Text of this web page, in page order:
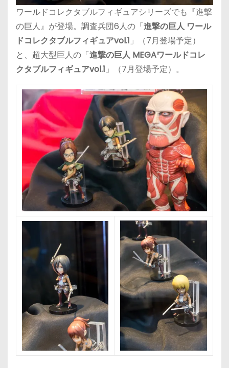
ワールドコレクタブルフィギュアシリーズでも『進撃
の巨人』が登場。調査兵団6人の「進撃の巨人 ワール
ドコレクタブルフィギュアvol.1 」（7月登場予定）
と、超大型巨人の「進撃の巨人 MEGAワールドコレ
クタブルフィギュアvol.1 」（7月登場予定）。